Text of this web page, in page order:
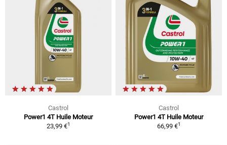
Castrol
Power1 4T Huile Moteur
23,99 €1
Castrol
Power1 4T Huile Moteur
66,99 €1